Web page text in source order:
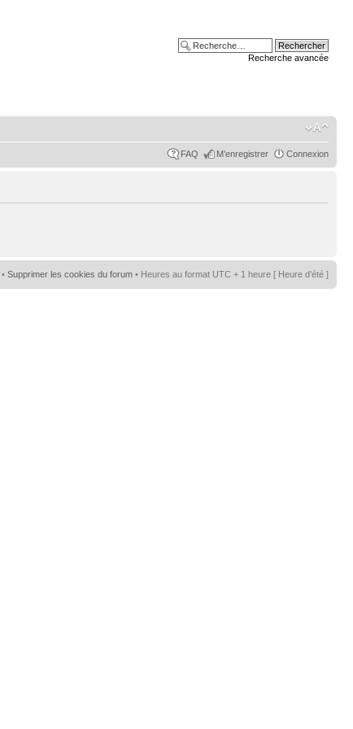
Recherche avancée
FAQ M’enregistrer Connexion
• Supprimer les cookies du forum • Heures au format UTC + 1 heure [ Heure d’été ]